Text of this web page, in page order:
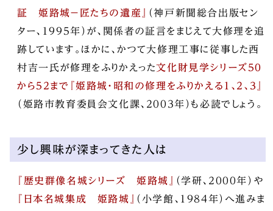
証 姫路城－匠たちの遺産』
（神戸新聞総合出版セン
ター、1995年）が、関係者の証言をまじえて大修理を追
跡しています。ほかに、かつて大修理工事に従事した西
村吉一氏が修理をふりかえった文化財見学シリーズ50
から52まで『姫路城・昭和の修理をふりかえる1、2、3』
（姫路市教育委員会文化課、2003年）も必読でしょう。
少し興味が深まってきた人は
『歴史群像名城シリーズ 姫路城』
（学研、2000年）や
『日本名城集成 姫路城』
（小学館、1984年）へ進みま